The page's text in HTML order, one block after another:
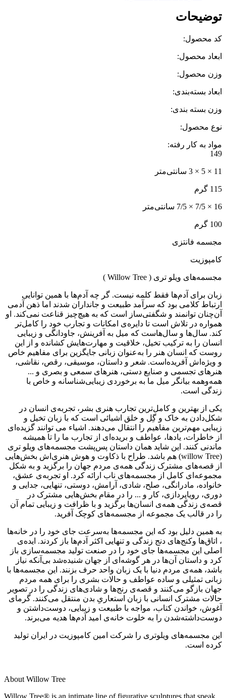
توضیحات
کد محصول:
ابعاد محصول:
وزن محصول:
ابعاد بسته‌بندی:
وزن بسته بندی:
نوع محصول:
مواد به کار رفته:
149
11 × 5 × 3 سانتی‌متر
115 گرم
16 × 7/5 × 7/5 سانتی‌متر
100 گرم
مجسمه فانتزی
کامپوزیت
مجسمه‌های ویلو تری ( Willow Tree )
زبان برای آدم‌ها فقط کلمه نیست. گر چه آدم‌ها با همین توانایی
ارتباط کلامی بود که سرآمد طبیعت و جانداران شدند اما ذهن آدمی
آن‌چنان توانمند و شگفتی‌ساز است که به هیچ‌چیز قناعت نمی‌کند. او
همواره در تلاش است تا دایره‌ی امکانات و تجارب خود را کامل‌تر
کند. سال‌ها و سال‌هاست که میل به آفرینش، جاودانگی و زیبایی
انسان را به ترکیب تخیل، خلاقیت و مهارت‌هایش کشانده و از این
روست که انسان هنر را به‌عنوان زبانی جایگزین برای مفاهیم خاص
و ویژ‌ه‌اش آفریده‌است. شعر و داستان، موسیقی، رقص، نقاشی،
هنرهای تجسمی و صنایع دستی، هنرهای سمعی و بصری و ...
همه‌وهمه بیانگر میل ما به برخوردی زیبایی‌شناسانه و خاص با
زندگی است.
یکی از بهترین و کامل‌ترین تجارب هنری بشر، تجربه‌ی انسان در
شکل‌دادن به خاک و گِل و خلق اشیائی است که با زبان تخیل و
زیبایی مهم‌ترین مفاهیم را انتقال می‌دهند. اشیاء می توانند گزیده‌ای
از خاطرات، یادها، عواطف و بریده‌ای از تجارب ما را تا همیشه
ماندنی کنند. این شاید همان داستان پس‌پشت مجسمه‌های ویلو تری
(willow Tree) هم باشد. طراح با ذکاوت و هوش هنری‌اش بخش‌هایی
از قصه‌های مشترک زندگی همه‌ی مردم جهان را برگزید و به شکل
مجموعه‌ای کامل از مجسمه‌های ناب ارائه کرد. او تجربه‌ی عشق،
خانواده، مادرانگی، صلح، شادی، آرامش، دوستی، تنهایی، جدایی و
دوری، رویاپردازی، کار و ... را در مقام بخش‌هایی مشترک در
قصه‌ی زندگی همه‌ی انسان‌ها برگزید و با ظرافت و زیبایی تمام آن
را در قالب یک مجموعه از مجسمه‌های کوچک آفرید.
به همین دلیل بود که این مجسمه‌ها به‌سرعت جای خود را در خانه‌ها
، اتاق‌ها وکنج‌های دنج زندگی و تنهایی اکثر آدم‌ها باز کردند. ایده‌ی
اصلی این مجسمه‌ها جای خود را در صنعت تولید مجسمه‌سازی باز
کرد و داستان آن‌ها در هر گوشه‌ای از جهان شنیده‌شد بی‌آنکه نیاز
باشد، همه‌ی مردم دنیا با یک زبان واحد حرف بزنند. این مجسمه‌ها با
زبانی تمثیلی و ساده عواطف و حالات بشری را برای همه مردم
جهان بازگو می‌کنند و قصه‌ی رنج‌ها و شادی‌های زندگی را در تصویر
حالات مشترک انسانی با زبان استعاریِ بدن منتقل می‌کنند. گرمای
آغوش، خواندن کتاب، مواجه با طبیعت و زیبایی، دوست‌داشتن و
دوست‌داشته‌شدن را به خلوت خانه‌ی امید آدم‌ها هدیه می‌برند.
این مجسمه‌های ویلوتری را شرکت امین کامپوزیت در ایران تولید
کرده است.
About Willow Tree
Willow Tree® is an intimate line of figurative sculptures that speak